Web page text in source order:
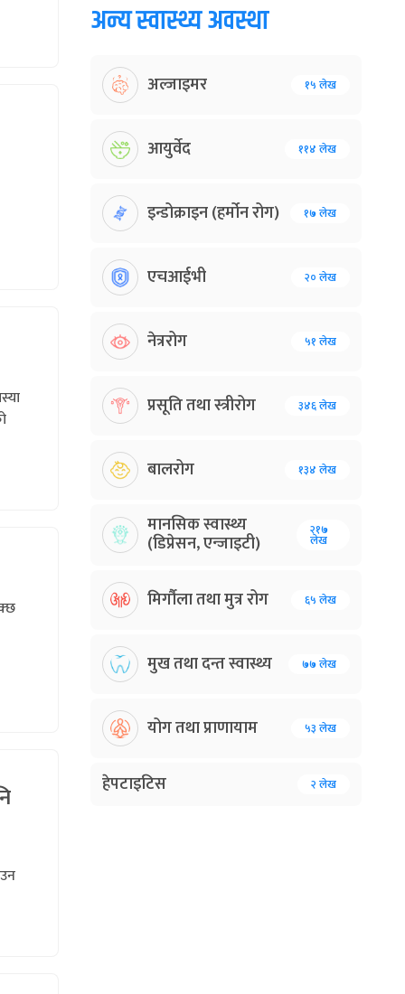
अन्य स्वास्थ्य अवस्था
अल्जाइमर १५ लेख
आयुर्वेद ११४ लेख
इन्डोक्राइन (हर्मोन रोग) १७ लेख
एचआईभी २० लेख
नेत्ररोग ५१ लेख
प्रसूति तथा स्त्रीरोग ३४६ लेख
बालरोग १३४ लेख
मानसिक स्वास्थ्य
(डिप्रेसन, एन्जाइटी)
२१७
लेख
मिर्गौला तथा मुत्र रोग ६५ लेख
मुख तथा दन्त स्वास्थ्य ७७ लेख
योग तथा प्राणायाम ५३ लेख
हेपटाइटिस २ लेख